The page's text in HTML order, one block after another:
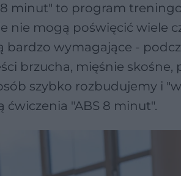
8 minut" to program
nie mogą poświęcić wiele
bardzo wymagające -
brzucha, mięśnie
szybko rozbudujemy i
ćwiczenia "ABS 8 minut".